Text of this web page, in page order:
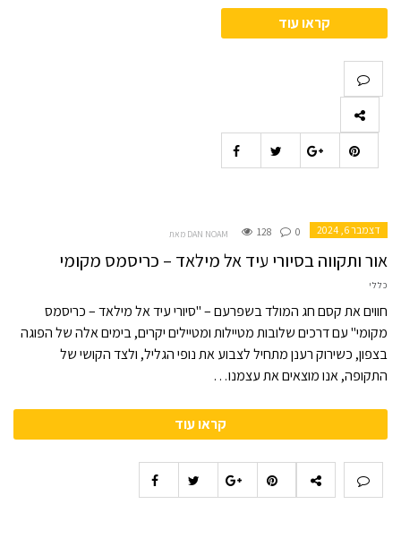
קראו עוד
דצמבר 6, 2024 128 0 מאת DAN NOAM
אור ותקווה בסיורי עיד אל מילאד – כריסמס מקומי
כללי
חווים את קסם חג המולד בשפרעם – "סיורי עיד אל מילאד – כריסמס
מקומי" עם דרכים שלובות מטיילות ומטיילים יקרים, בימים אלה של הפוגה
בצפון, כשירוק רענן מתחיל לצבוע את נופי הגליל, ולצד הקושי של
התקופה, אנו מוצאים את עצמנו…
קראו עוד